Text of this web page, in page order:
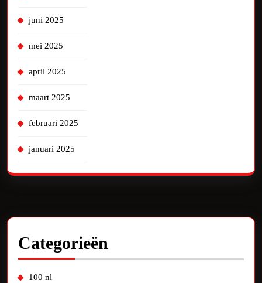
juni 2025
mei 2025
april 2025
maart 2025
februari 2025
januari 2025
Categorieën
100 nl